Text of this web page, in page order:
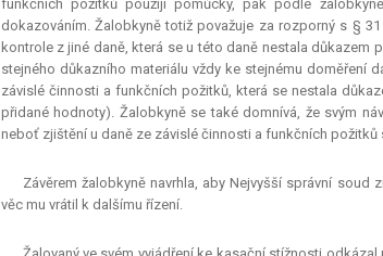
funkčních požitků použijí pomůcky, pak podle
dokazováním. Žalobkyně totiž považuje za rozporný s §
kontrole z jiné daně, která se u této daně nestala
stejného důkazního materiálu vždy ke stejnému doměření
závislé činnosti a funkčních požitků, která se nestala
přidané hodnoty). Žalobkyně se také domnívá, že svým
neboť zjištění u daně ze závislé činnosti a funkčních
Závěrem žalobkyně navrhla, aby Nejvyšší správní
věc mu vrátil k dalšímu řízení.